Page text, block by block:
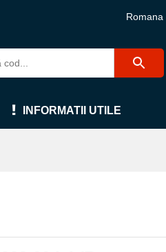
Romana
INFORMATII UTILE